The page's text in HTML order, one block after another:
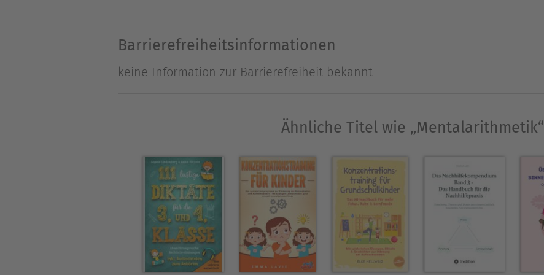
Barrierefreiheitsinformationen
keine Information zur Barrierefreiheit bekannt
Ähnliche Titel wie „Mentalarithmetik“